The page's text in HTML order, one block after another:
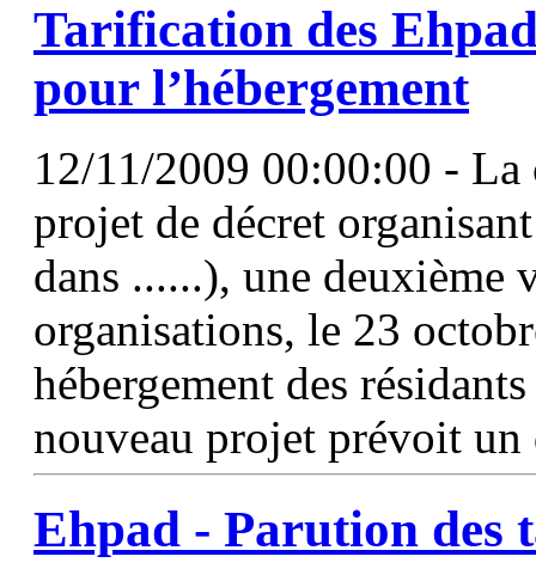
Tarification des
pour l’hébergement
12/11/2009 00:00:00 - La
projet de décret
dans ......), une deuxième
organisations, le 23
hébergement des
nouveau projet prévoit
Ehpad - Parution des